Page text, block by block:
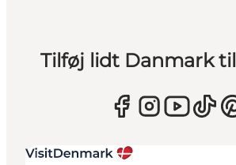
Tilføj lidt Danmark